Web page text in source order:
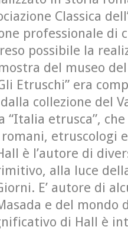
Classica
professionale di
possibile la
del museo
Etruschi” era
collezione del
“Italia etrusca”,
etruscologi
è l’autore di
alla luce
E’ autore di
e del mondo
di Hall è